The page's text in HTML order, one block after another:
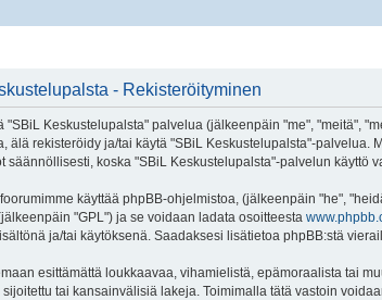
- Rekisteröityminen
"SBiL Keskustelupalsta" palvelua (jälkeenpäin "me", "meitä",
älä rekisteröidy ja/tai käytä "SBiL Keskustelupalsta"-
säännöllisesti, koska "SBiL Keskustelupalsta"-palvelun käyttö
käyttää phpBB-ohjelmistoa, (jälkeenpäin "he",
"GPL") ja se voidaan ladata osoitteesta
ja/tai käytöksenä. Saadaksesi lisätietoa phpBB:stä
esittämättä loukkaavaa, vihamielistä, epämoraalista tai
tai kansainvälisiä lakeja. Toimimalla tätä vastoin